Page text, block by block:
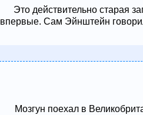
Это действительно старая
впервые. Сам Эйнштейн
Мозгун поехал в